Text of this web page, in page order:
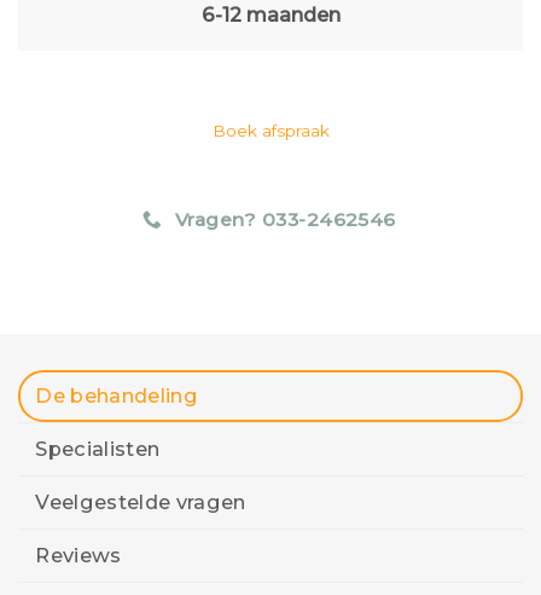
6-12 maanden
Boek afspraak
Vragen? 033-2462546
De behandeling
Specialisten
Veelgestelde vragen
Reviews